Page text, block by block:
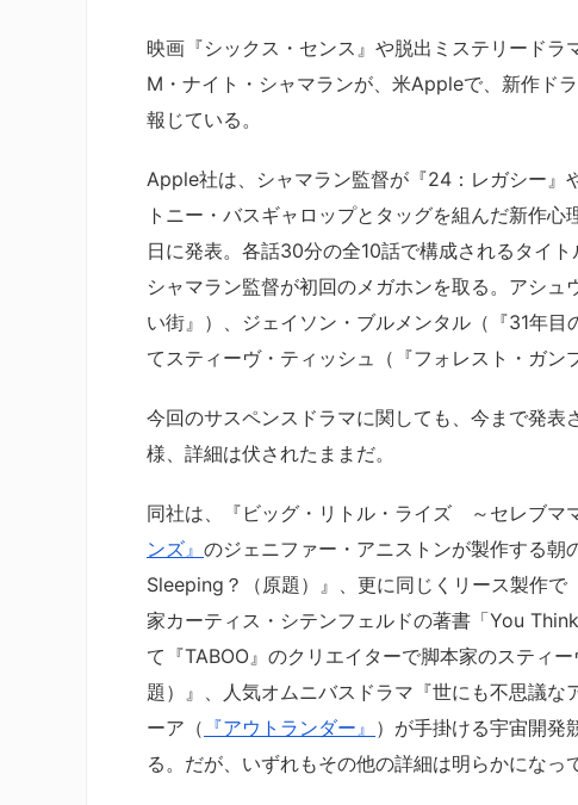
映画『シックス・センス』や脱出ミステリード
M・ナイト・シャマランが、米Appleで、新作ド
報じている。
Apple社は、シャマラン監督が『24：レガシー
トニー・バスギャロップとタッグを組んだ新作
日に発表。各話30分の全10話で構成されるタイ
シャマラン監督が初回のメガホンを取る。アシ
い街』）、ジェイソン・ブルメンタル（『31年
てスティーヴ・ティッシュ（『フォレスト・ガン
今回のサスペンスドラマに関しても、今まで発
様、詳細は伏されたままだ。
同社は、『ビッグ・リトル・ライズ ～セレブマ
ンズ』 のジェニファー・アニストンが製作する
Sleeping？（原題）』、更に同じくリース製作
家カーティス・シテンフェルドの著書「You
て『TABOO』のクリエイターで脚本家のスティ
題）』、人気オムニバスドラマ『世にも不思議
ーア（ 『アウトランダー』 ）が手掛ける宇宙開発
る。だが、いずれもその他の詳細は明らかになっ